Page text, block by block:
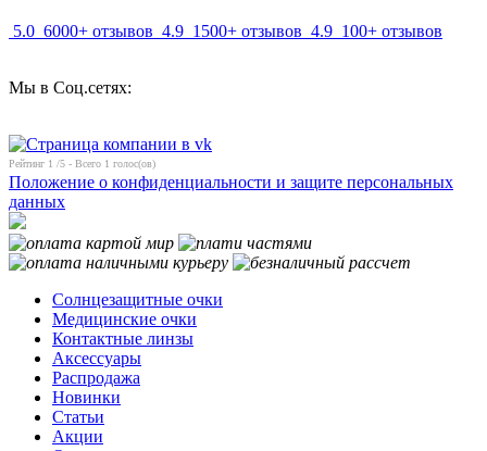
5.0 6000+ отзывов 4.9 1500+ отзывов 4.9 100+ отзывов
Мы в Соц.сетях:
Рейтинг 1 /5 - Всего 1 голос(ов)
Положение о конфиденциальности и защите персональных
данных
Солнцезащитные очки
Медицинские очки
Контактные линзы
Аксессуары
Распродажа
Новинки
Статьи
Акции